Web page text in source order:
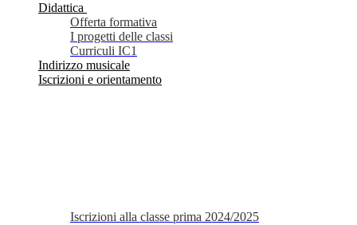
Didattica
Offerta formativa
I progetti delle classi
Curriculi IC1
Indirizzo musicale
Iscrizioni e orientamento
Iscrizioni alla classe prima 2024/2025